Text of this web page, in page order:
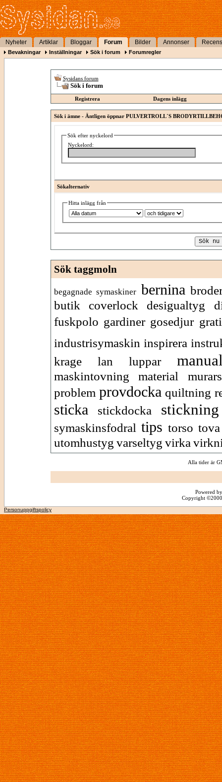
Nyheter Artiklar Bloggar Forum Bilder Annonser
Bevakningar Inställningar Sök i forum Forumregler
Sysidans forum
Sök i forum
Registrera Dagens inlägg
Sök i ämne - Äntligen öppnar PULVERTROLL´S
Sök efter nyckelord
Nyckelord:
Sökalternativ
Hitta inlägg från
Sök taggmoln
begagnade symaskiner bernina
butik
coverlock desigualtyg
fuskpolo gardiner gosedjur
industrisymaskin inspirera
krage
lan luppar
maskintovning material
problem provdocka quiltning
sticka stickdocka stickning
symaskinsfodral tips torso tova
utomhustyg varseltyg virka
Alla tider är
Powered
Copyright
Personuppgiftspolicy